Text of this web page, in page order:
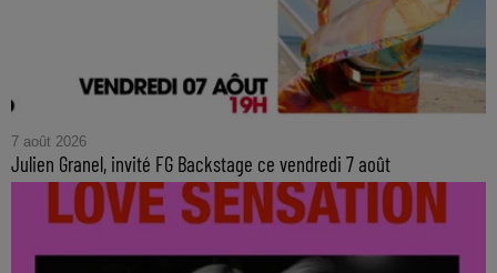
7 août 2026
Julien Granel, invité FG Backstage ce vendredi 7 août